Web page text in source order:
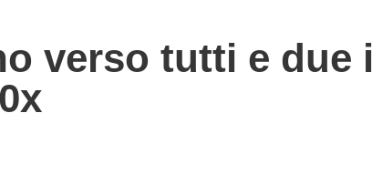
verso tutti e due i